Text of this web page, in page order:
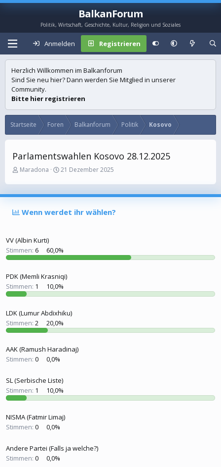
BalkanForum
Politik, Wirtschaft, Geschichte, Kultur, Religion und Soziales
Anmelden Registrieren
Herzlich Willkommen im Balkanforum
Sind Sie neu hier? Dann werden Sie Mitglied in unserer
Community.
Bitte hier registrieren
Startseite Foren Balkanforum Politik Kosovo
Parlamentswahlen Kosovo 28.12.2025
E
s
t
l
r
Maradona
E
s
t
l
m
21 Dezember 2025
Wenn werdet ihr wählen?
VV (Albin Kurti)
Stimmen: 6 60,0%
PDK (Memli Krasniqi)
Stimmen: 1 10,0%
LDK (Lumur Abdixhiku)
Stimmen: 2 20,0%
AAK (Ramush Haradinaj)
Stimmen: 0 0,0%
SL (Serbische Liste)
Stimmen: 1 10,0%
NISMA (Fatmir Limaj)
Stimmen: 0 0,0%
Andere Partei (Falls ja welche?)
Stimmen: 0 0,0%